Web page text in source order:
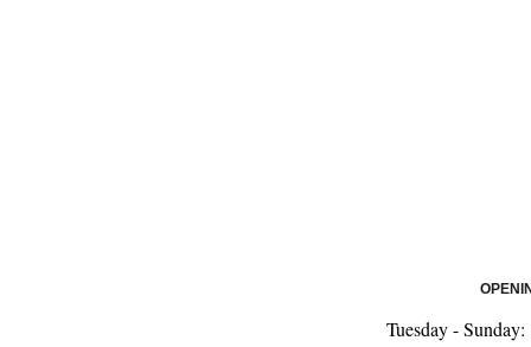
Tuesday -